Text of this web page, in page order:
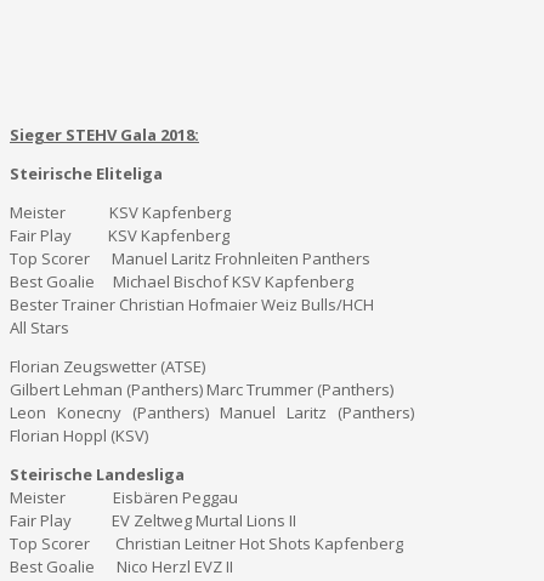
Sieger STEHV Gala 2018:
Steirische Eliteliga
Meister KSV Kapfenberg
Fair Play KSV Kapfenberg
Top Scorer Manuel Laritz Frohnleiten Panthers
Best Goalie Michael Bischof KSV Kapfenberg
Bester Trainer Christian Hofmaier Weiz Bulls/HCH
All Stars
Florian Zeugswetter (ATSE)
Gilbert Lehman (Panthers) Marc Trummer (Panthers)
Leon Konecny (Panthers) Manuel Laritz (Panthers)
Florian Hoppl (KSV)
Steirische Landesliga
Meister Eisbären Peggau
Fair Play EV Zeltweg Murtal Lions II
Top Scorer Christian Leitner Hot Shots Kapfenberg
Best Goalie Nico Herzl EVZ II